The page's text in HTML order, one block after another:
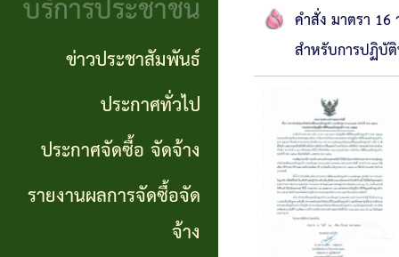
KM)
การ
บริหาร
จัดการ
งาน
ตรวจ
สอบ
ภายใน
บริการประชาชน
ข่าวประชาสัมพันธ์
ประกาศทั่วไป
ประกาศจัดซื้อ จัดจ้าง
รายงานผลการจัดซื้อจัด
จ้าง
คำสั่ง มาตรา
สำหรับการปฏิบั